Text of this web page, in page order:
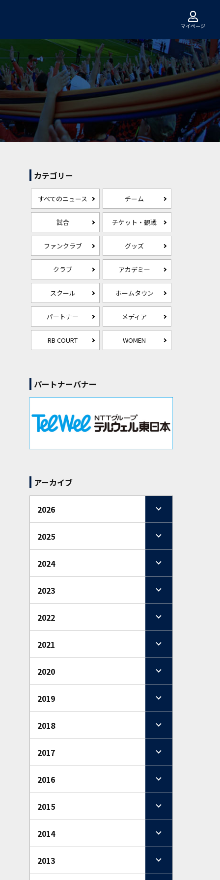
マイページ
カテゴリー
すべてのニュース チーム
試合 チケット・観戦
ファンクラブ グッズ
クラブ アカデミー
スクール ホームタウン
パートナー メディア
RB COURT WOMEN
パートナーバナー
アーカイブ
2026
2025
2024
2023
2022
2021
2020
2019
2018
2017
2016
2015
2014
2013